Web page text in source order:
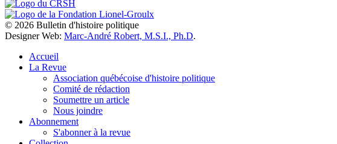
© 2026 Bulletin d'histoire politique
Designer Web: Marc-André Robert, M.S.I., Ph.D.
Accueil
La Revue
Association québécoise d'histoire politique
Comité de rédaction
Soumettre un article
Nous joindre
Abonnement
S'abonner à la revue